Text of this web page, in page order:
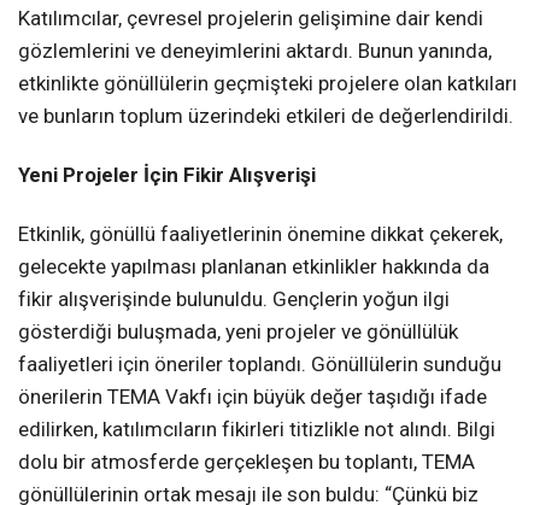
Katılımcılar, çevresel projelerin gelişimine dair kendi
gözlemlerini ve deneyimlerini aktardı. Bunun yanında,
etkinlikte gönüllülerin geçmişteki projelere olan katkıları
ve bunların toplum üzerindeki etkileri de değerlendirildi.
Yeni Projeler İçin Fikir Alışverişi
Etkinlik, gönüllü faaliyetlerinin önemine dikkat çekerek,
gelecekte yapılması planlanan etkinlikler hakkında da
fikir alışverişinde bulunuldu. Gençlerin yoğun ilgi
gösterdiği buluşmada, yeni projeler ve gönüllülük
faaliyetleri için öneriler toplandı. Gönüllülerin sunduğu
önerilerin TEMA Vakfı için büyük değer taşıdığı ifade
edilirken, katılımcıların fikirleri titizlikle not alındı. Bilgi
dolu bir atmosferde gerçekleşen bu toplantı, TEMA
gönüllülerinin ortak mesajı ile son buldu: “Çünkü biz